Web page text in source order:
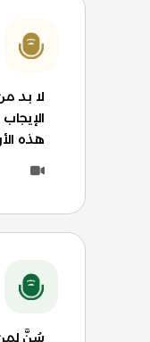
لا بد
هذه
سُنَّ